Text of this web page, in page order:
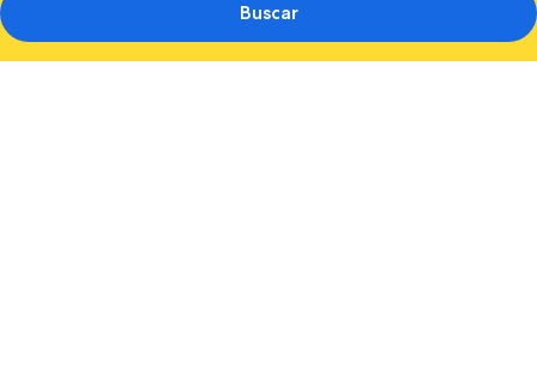
Buscar